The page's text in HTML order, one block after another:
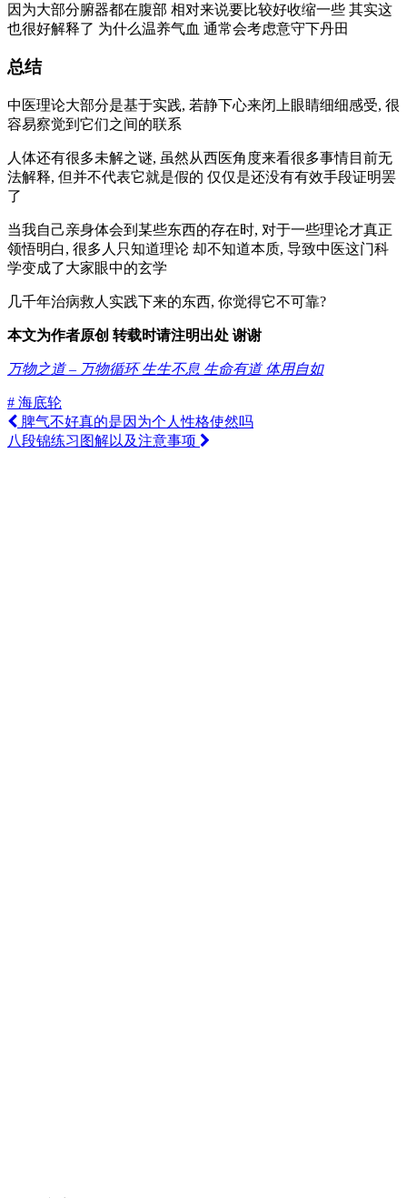
因为大部分腑器都在腹部 相对来说要比较好收缩一些 其实这
也很好解释了 为什么温养气血 通常会考虑意守下丹田
总结
中医理论大部分是基于实践, 若静下心来闭上眼睛细细感受, 很
容易察觉到它们之间的联系
人体还有很多未解之谜, 虽然从西医角度来看很多事情目前无
法解释, 但并不代表它就是假的 仅仅是还没有有效手段证明罢
了
当我自己亲身体会到某些东西的存在时, 对于一些理论才真正
领悟明白, 很多人只知道理论 却不知道本质, 导致中医这门科
学变成了大家眼中的玄学
几千年治病救人实践下来的东西, 你觉得它不可靠?
本文为作者原创 转载时请注明出处 谢谢
万物之道 – 万物循环 生生不息 生命有道 体用自如
# 海底轮
脾气不好真的是因为个人性格使然吗
八段锦练习图解以及注意事项